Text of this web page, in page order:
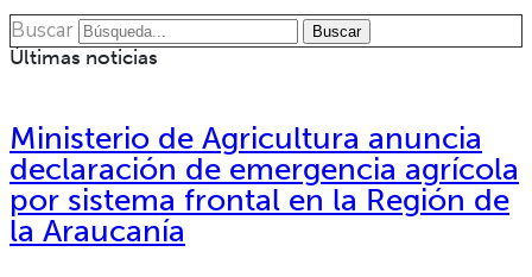
Buscar
Buscar
Últimas noticias
Ministerio de Agricultura anuncia
declaración de emergencia agrícola
por sistema frontal en la Región de
la Araucanía